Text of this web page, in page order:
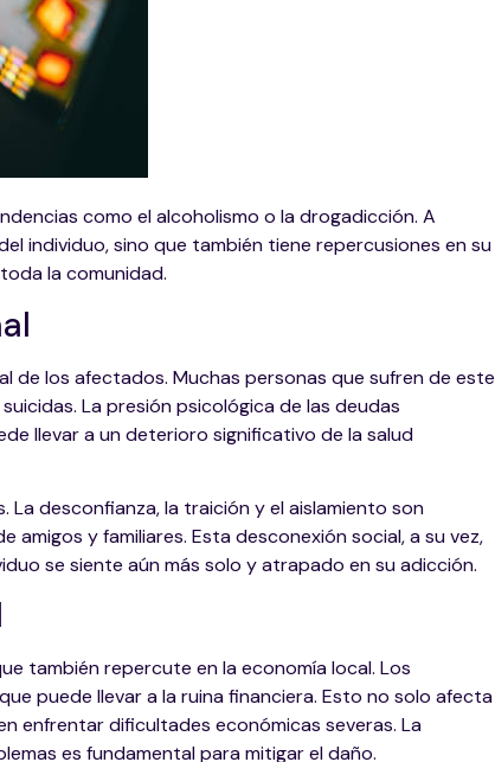
como el alcoholismo o la drogadicción. A
individuo, sino que también tiene repercusiones en su
la comunidad.
de los afectados. Muchas personas que sufren de este
La presión psicológica de las deudas
llevar a un deterioro significativo de la salud
La desconfianza, la traición y el aislamiento son
y familiares. Esta desconexión social, a su vez,
se siente aún más solo y atrapado en su adicción.
también repercute en la economía local. Los
puede llevar a la ruina financiera. Esto no solo afecta
enfrentar dificultades económicas severas. La
es fundamental para mitigar el daño.